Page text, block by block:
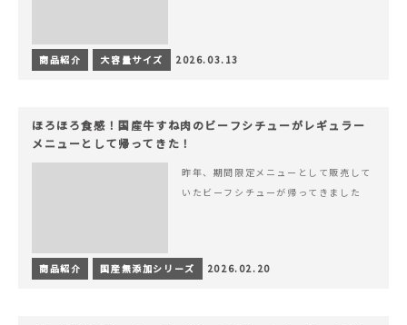
商品紹介 大容量サイズ 2026.03.13
ほろほろ食感！国産牛すね肉のビーフシチューがレギュラー
メニューとして帰ってきた！
昨年、期間限定メニューとして販売して
いたビーフシチューが帰ってきました
商品紹介 国産無添加シリーズ 2026.02.20